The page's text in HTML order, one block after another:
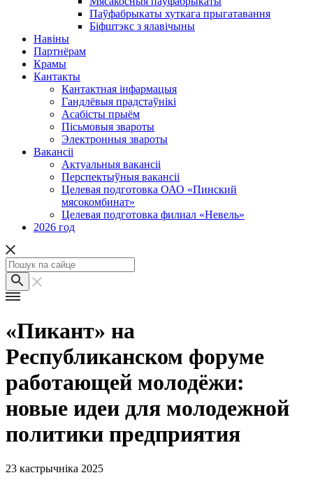
Паўфабрыкаты хуткага прыгатавання
Біфштэкс з ялавічыны
Навіны
Партнёрам
Крамы
Кантакты
Кантактная інфармацыя
Гандлёвыя прадстаўнікі
Асабісты прыём
Пісьмовыя звароты
Электронныя звароты
Вакансіі
Актуальныя вакансіі
Перспектыўныя вакансіі
Целевая подготовка ОАО «Пинский
мясокомбинат»
Целевая подготовка филиал «Невель»
2026 год
«Пикант» на
Республиканском форуме
работающей молодёжи:
новые идеи для молодежной
политики предприятия
23 кастрычніка 2025